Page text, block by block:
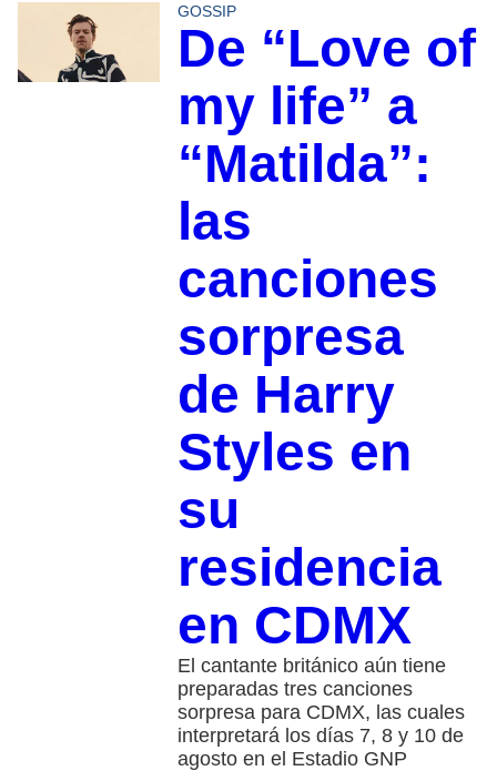
GOSSIP
De “Love of
my life” a
“Matilda”:
las
canciones
sorpresa
de Harry
Styles en
su
residencia
en CDMX
El cantante británico aún tiene
preparadas tres canciones
sorpresa para CDMX, las cuales
interpretará los días 7, 8 y 10 de
agosto en el Estadio GNP